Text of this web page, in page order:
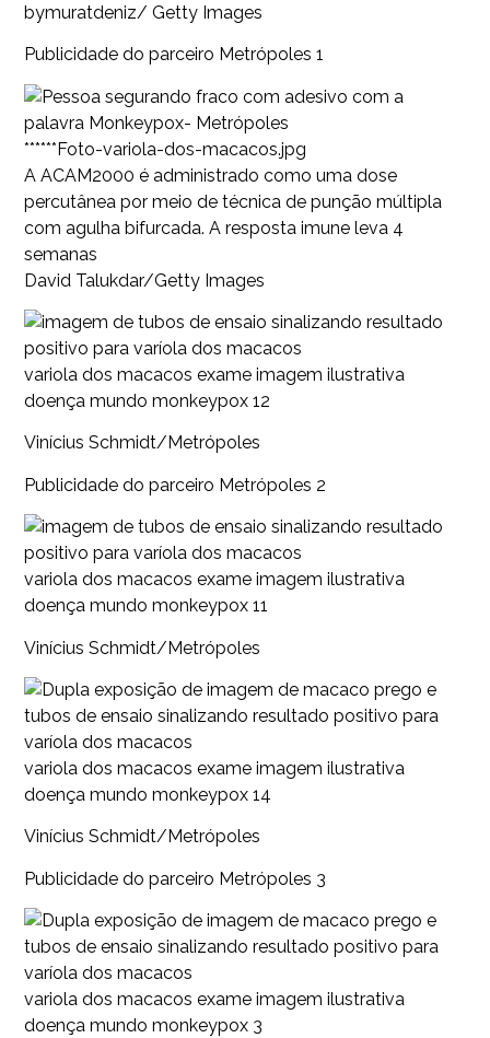
bymuratdeniz/ Getty Images
Publicidade do parceiro Metrópoles 1
******Foto-variola-dos-macacos.jpg
A ACAM2000 é administrado como uma dose
percutânea por meio de técnica de punção múltipla
com agulha bifurcada. A resposta imune leva 4
semanas
David Talukdar/Getty Images
variola dos macacos exame imagem ilustrativa
doença mundo monkeypox 12
Vinícius Schmidt/Metrópoles
Publicidade do parceiro Metrópoles 2
variola dos macacos exame imagem ilustrativa
doença mundo monkeypox 11
Vinícius Schmidt/Metrópoles
variola dos macacos exame imagem ilustrativa
doença mundo monkeypox 14
Vinícius Schmidt/Metrópoles
Publicidade do parceiro Metrópoles 3
variola dos macacos exame imagem ilustrativa
doença mundo monkeypox 3